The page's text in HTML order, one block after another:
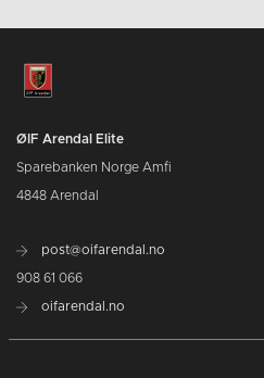
ØIF Arendal Elite
Sparebanken Norge Amfi
4848 Arendal
post@oifarendal.no
908 61 066
oifarendal.no